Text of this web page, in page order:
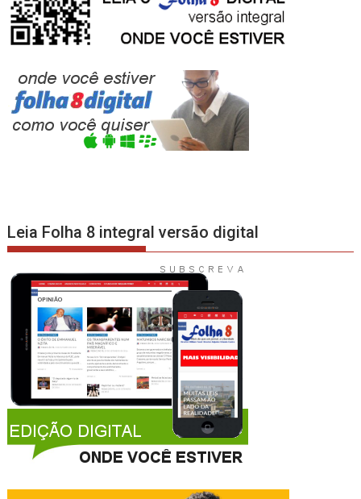
Leia Folha 8 integral versão digital